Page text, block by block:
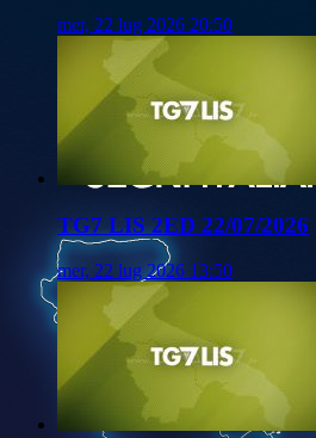
mer, 22 lug 2026 20:50
TG7 LIS 2ED 22/07/2026
mer, 22 lug 2026 13:50